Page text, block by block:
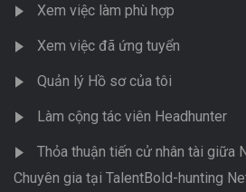
Xem việc làm phù hợp
Xem việc đã ứng tuyển
Quản lý Hồ sơ của tôi
Làm cộng tác viên Headhunter
Thỏa thuận tiến cử nhân tài giữa
Chuyên gia tại TalentBold-hunting